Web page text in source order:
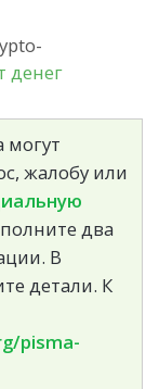
денег
могут
жалобу или
два
В
детали. К
pisma-